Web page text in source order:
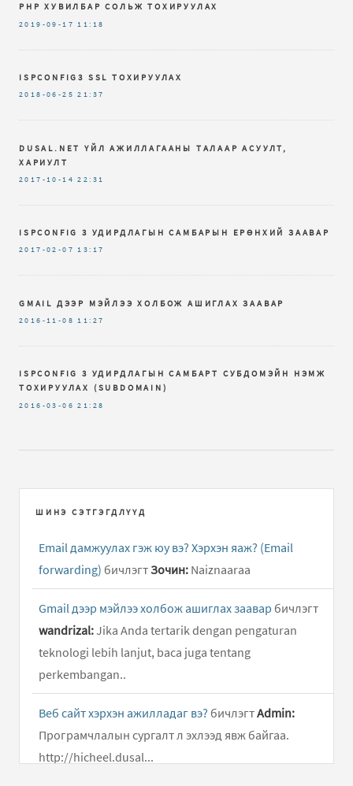
PHP ХУВИЛБАР СОЛЬЖ ТОХИРУУЛАХ
2019-09-17 11:18
ISPCONFIG3 SSL ТОХИРУУЛАХ
2018-06-25 21:37
DUSAL.NET ҮЙЛ АЖИЛЛАГААНЫ ТАЛААР АСУУЛТ,
ХАРИУЛТ
2017-10-14 22:31
ISPCONFIG 3 УДИРДЛАГЫН САМБАРЫН ЕРӨНХИЙ ЗААВАР
2017-02-07 13:17
GMAIL ДЭЭР МЭЙЛЭЭ ХОЛБОЖ АШИГЛАХ ЗААВАР
2016-11-08 11:27
ISPCONFIG 3 УДИРДЛАГЫН САМБАРТ СУБДОМЭЙН НЭМЖ
ТОХИРУУЛАХ (SUBDOMAIN)
2016-03-06 21:28
ШИНЭ СЭТГЭГДЛҮҮД
Email дамжуулах гэж юу вэ? Хэрхэн яаж? (Email
forwarding) бичлэгтЗочин: Naiznaaraa
Gmail дээр мэйлээ холбож ашиглах заавар бичлэгт
wandrizal:Jika Anda tertarik dengan pengaturan
teknologi lebih lanjut, baca juga tentang
perkembangan..
Веб сайт хэрхэн ажилладаг вэ? бичлэгтAdmin:
Програмчлалын сургалт л эхлээд явж байгаа.
http://hicheel.dusal...